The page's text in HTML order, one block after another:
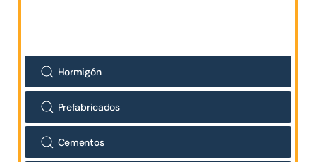
Hormigón
Prefabricados
Cementos